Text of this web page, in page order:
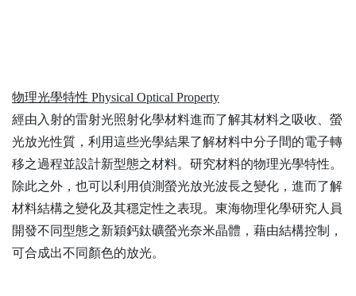
物理光學特性 Physical Optical Property
經由入射的雷射光照射化學材料進而了解其材料之吸收、螢
光放光性質，利用這些光學結果了解材料中分子間的電子轉
移之過程並設計新型態之材料。研究材料的物理光學特性。
除此之外，也可以利用偵測螢光放光波長之變化，進而了解
材料結構之變化及其穩定性之表現。東海物理化學研究人員
開發不同型態之新穎鈣鈦礦螢光奈米晶體，藉由結構控制，
可合成出不同顏色的放光。